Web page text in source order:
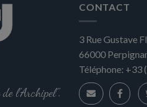
de l'Archipel".
CONTACT
3 Rue Gustave
66000
Téléphone: +33